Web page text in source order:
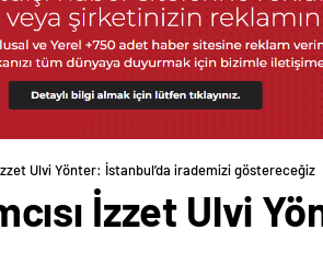
İzzet Ulvi Yönter: İstanbul’da irademizi göstereceğiz
İzzet Ulvi